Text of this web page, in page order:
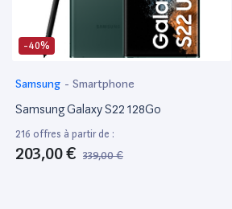
-40%
Samsung - Smartphone
Samsung Galaxy S22 128Go
216 offres à partir de :
203,00 € 339,00 €